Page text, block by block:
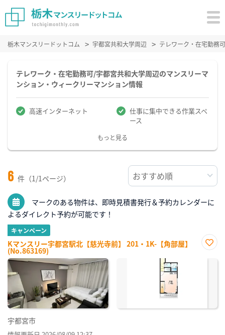
栃木マンスリードットコム 宇都宮共和大学周辺 テレワーク・在宅勤務
テレワーク・在宅勤務可/宇都宮共和大学周辺のマンスリーマ
ンション・ウィークリーマンション情報
高速インターネット
仕事に集中できる作業スペ
ース
もっと見る
6 件（1/1ページ）
マークのある物件は、即時見積書発行＆予約カレンダーに
よるダイレクト予約が可能です！
キャンペーン
Kマンスリー宇都宮駅北【慈光寺前】 201・1K-【角部屋】
(No.863169)
に入
宇都宮市